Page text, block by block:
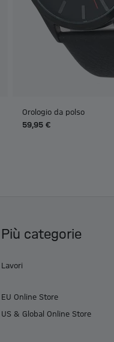
Orologio da polso
59,95 €
Più categorie
Lavori
EU Online Store
US & Global Online Store